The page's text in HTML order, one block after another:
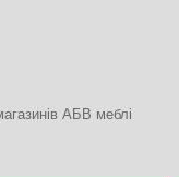
АБВ меблі